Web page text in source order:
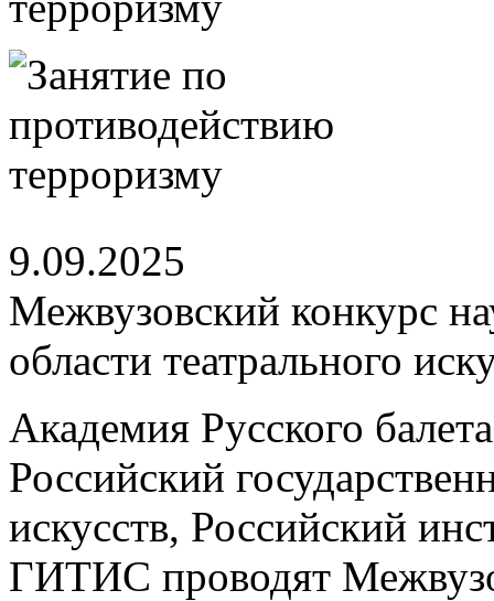
9.09.2025
Межвузовский конкурс
области театрального
Академия Русского
Российский
искусств, Российский
ГИТИС проводят